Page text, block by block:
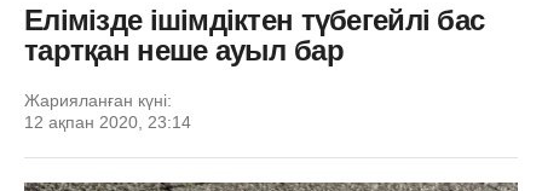
Елімізде ішімдіктен түбегейлі бас
тартқан неше ауыл бар
Жарияланған күні:
12 ақпан 2020, 23:14